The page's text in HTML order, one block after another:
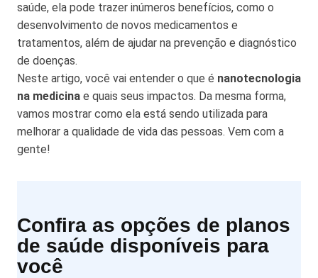
saúde, ela pode trazer inúmeros benefícios, como o
desenvolvimento de novos medicamentos e
tratamentos, além de ajudar na prevenção e diagnóstico
de doenças.
Neste artigo, você vai entender o que é nanotecnologia
na medicina e quais seus impactos. Da mesma forma,
vamos mostrar como ela está sendo utilizada para
melhorar a qualidade de vida das pessoas. Vem com a
gente!
Confira as opções de planos
de saúde disponíveis para
você